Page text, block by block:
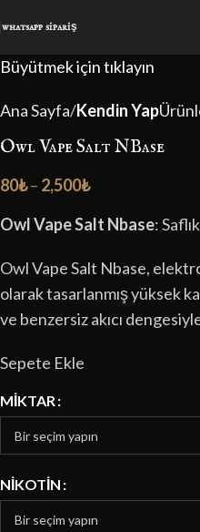
whatsapp sipariş
Büyütmek için tıklayın
Ana Sayfa Kendin Yap
Owl Vape Salt NBase
80₺– 2,500₺
Owl Vape Salt Nbase:
Owl Vape Salt Nbase,
olarak tasarlanmış yüksek
ve benzersiz akıcı
Sepete Ekle
MIKTAR
NIKOTIN